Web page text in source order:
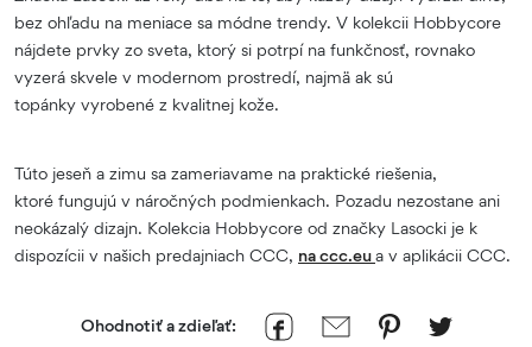
bez ohľadu na meniace sa módne trendy. V kolekcii Hobbycore
nájdete prvky zo sveta, ktorý si potrpí na funkčnosť, rovnako
vyzerá skvele v modernom prostredí, najmä ak sú
topánky vyrobené z kvalitnej kože.
Túto jeseň a zimu sa zameriavame na praktické riešenia,
ktoré fungujú v náročných podmienkach. Pozadu nezostane ani
neokázalý dizajn. Kolekcia Hobbycore od značky Lasocki je k
dispozícii v našich predajniach CCC, na ccc.eua v aplikácii CCC.
Ohodnotiť a zdieľať: